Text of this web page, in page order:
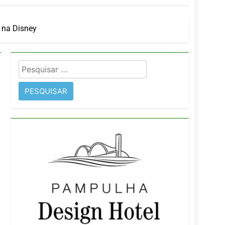
São Paulo Ibirapuera
Disney
Pesquisar
por: